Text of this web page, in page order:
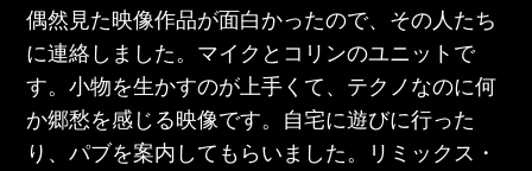
偶然見た映像作品が面白かったので、その人たち
に連絡しました。マイクとコリンのユニットで
す。小物を生かすのが上手くて、テクノなのに何
か郷愁を感じる映像です。自宅に遊びに行った
り、パブを案内してもらいました。リミックス・